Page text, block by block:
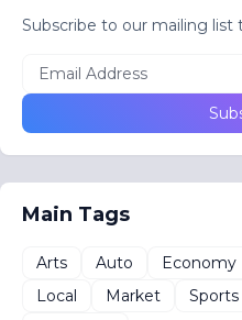
Subscribe to our mailing
Main Tags
Arts Auto Economy
Local
Market Sports